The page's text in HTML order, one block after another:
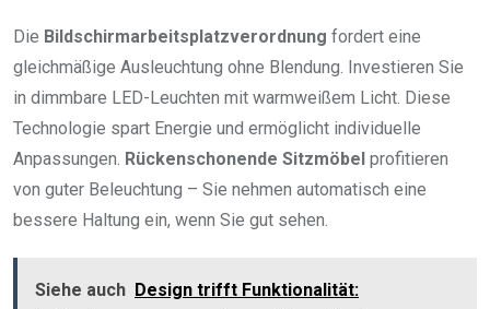
Die Bildschirmarbeitsplatzverordnung fordert eine
gleichmäßige Ausleuchtung ohne Blendung. Investieren Sie
in dimmbare LED-Leuchten mit warmweißem Licht. Diese
Technologie spart Energie und ermöglicht individuelle
Anpassungen. Rückenschonende Sitzmöbel profitieren
von guter Beleuchtung – Sie nehmen automatisch eine
bessere Haltung ein, wenn Sie gut sehen.
Siehe auch Design trifft Funktionalität: